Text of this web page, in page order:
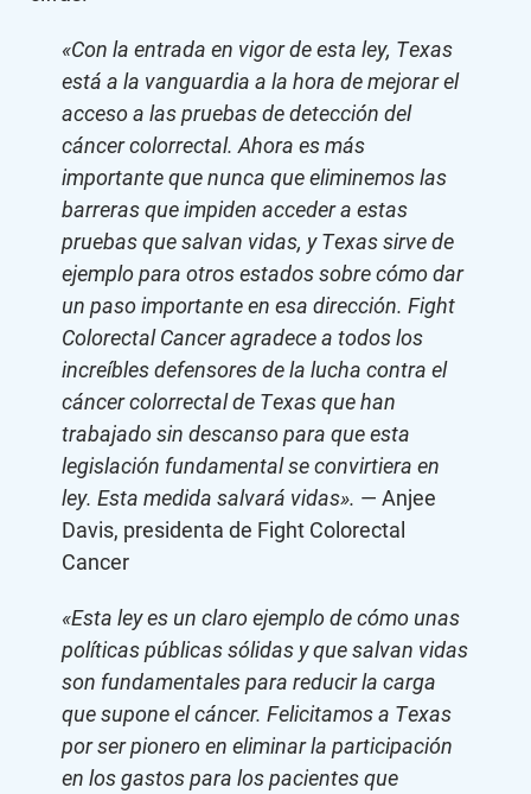
«Con la entrada en vigor de esta ley, Texas
está a la vanguardia a la hora de mejorar el
acceso a las pruebas de detección del
cáncer colorrectal. Ahora es más
importante que nunca que eliminemos las
barreras que impiden acceder a estas
pruebas que salvan vidas, y Texas sirve de
ejemplo para otros estados sobre cómo dar
un paso importante en esa dirección. Fight
Colorectal Cancer agradece a todos los
increíbles defensores de la lucha contra el
cáncer colorrectal de Texas que han
trabajado sin descanso para que esta
legislación fundamental se convirtiera en
ley. Esta medida salvará vidas». — Anjee
Davis, presidenta de Fight Colorectal
Cancer
«Esta ley es un claro ejemplo de cómo unas
políticas públicas sólidas y que salvan vidas
son fundamentales para reducir la carga
que supone el cáncer. Felicitamos a Texas
por ser pionero en eliminar la participación
en los gastos para los pacientes que